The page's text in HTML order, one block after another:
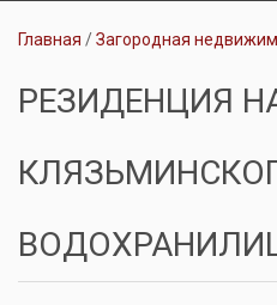
Главная Загородная
РЕЗИДЕНЦИЯ